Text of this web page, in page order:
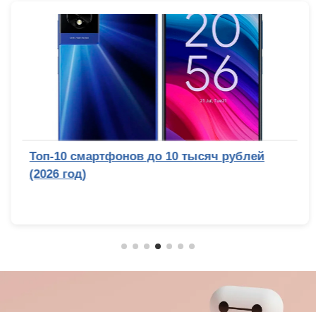
Топ-10 смартфонов до 10 тысяч рублей
(2026 год)